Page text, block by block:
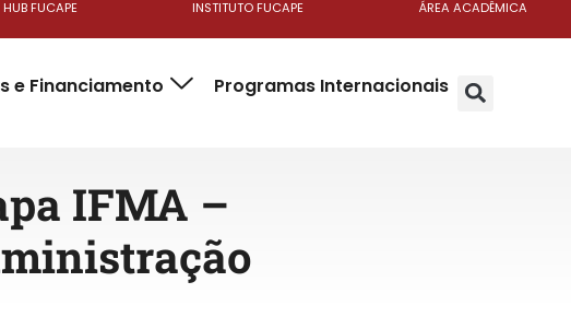
HUB FUCAPE INSTITUTO FUCAPE ÁREA ACADÊMICA
e Financiamento Programas Internacionais
IFMA –